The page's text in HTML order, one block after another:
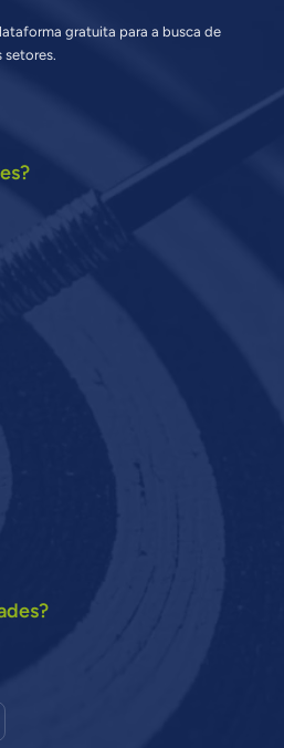
gratuita para a busca de
setores.